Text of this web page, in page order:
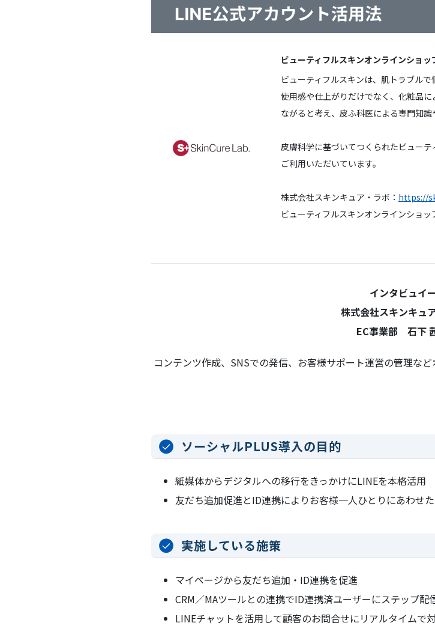
ビューティフルスキンオンラインショ
ビューティフルスキンは、肌トラブルで
使用感や仕上がりだけでなく、化粧品
ながると考え、皮ふ科医による専門知
皮膚科学に基づいてつくられたビュー
ご利用いただいています。
株式会社スキンキュア・ラボ： https://
ビューティフルスキンオンラインショッ
インタビュイー
株式会社スキンキュ
EC事業部 石下
コンテンツ作成、SNSでの発信、お客様サポート運営の管理な
ソーシャルPLUS導入の目的
紙媒体からデジタルへの移行をきっかけにLINEを本格活用
友だち追加促進とID連携によりお客様一人ひとりにあわせ
実施している施策
マイページから友だち追加・ID連携を促進
CRM／MAツールとの連携でID連携済ユーザーにステップ配
LINEチャットを活用して顧客のお問合せにリアルタイムで